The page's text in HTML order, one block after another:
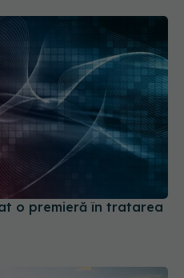
o premieră în tratarea